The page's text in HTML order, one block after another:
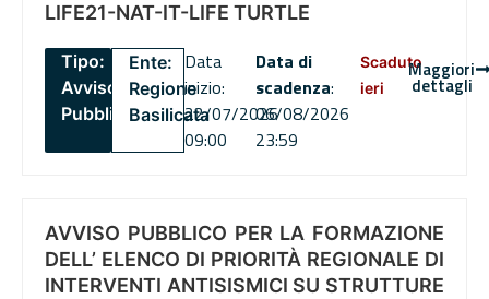
LIFE21-NAT-IT-LIFE TURTLE
Tipo:
Avviso
Pubblico
Ente:
Regione
Basilicata
Data
inizio:
22/07/2026
09:00
Data di
scadenza:
06/08/2026
23:59
Scaduto
ieri
Maggiori
dettagli
AVVISO PUBBLICO PER LA FORMAZIONE
DELL’ ELENCO DI PRIORITÀ REGIONALE DI
INTERVENTI ANTISISMICI SU STRUTTURE